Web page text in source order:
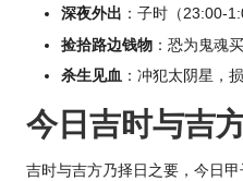
深夜外出 ：子时（23:00-
捡拾路边钱物 ：恐为鬼魂
杀生见血 ：冲犯太阴星，
今日吉时与吉
吉时与吉方乃择日之要，今日甲